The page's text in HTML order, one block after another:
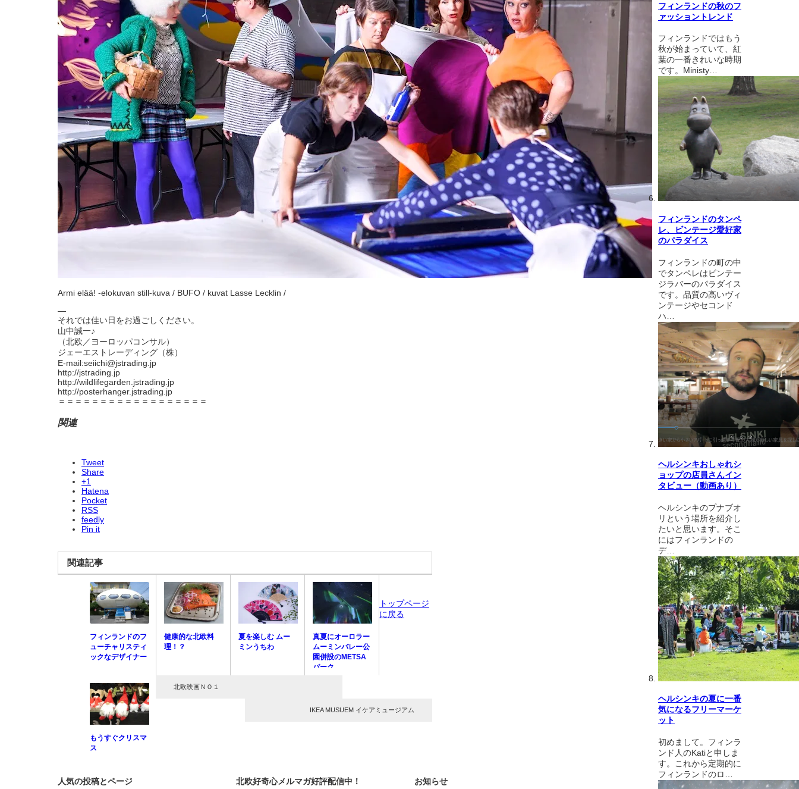
Armi elää! -elokuvan still-kuva / BUFO / kuvat Lasse Lecklin /
—
それでは佳い日をお過ごしください。
山中誠一♪
（北欧／ヨーロッパコンサル）
ジェーエストレーディング（株）
E-mail:seiichi@jstrading.jp
http://jstrading.jp
http://wildlifegarden.jstrading.jp
http://posterhanger.jstrading.jp
＝＝＝＝＝＝＝＝＝＝＝＝＝＝＝＝＝＝
関連
Tweet
Share
+1
Hatena
Pocket
RSS
feedly
Pin it
関連記事
フィンランドのフ
ューチャリスティ
ックなデザイナー
健康的な北欧料
理！？
夏を楽しむ ムー
ミンうちわ
真夏にオーロラー
ムーミンバレー公
園併設のMETSA
パーク
もうすぐクリスマ
ス
北欧映画ＮＯ１
IKEA MUSUEM イケアミュージアム
トップページ
に戻る
フィンランドの秋のフ
ァッショントレンド
フィンランドではもう
秋が始まっていて、紅
葉の一番きれいな時期
です。Ministy…
フィンランドのタンペ
レ、ビンテージ愛好家
のパラダイス
フィンランドの町の中
でタンペレはビンテー
ジラバーのパラダイス
です。品質の高いヴィ
ンテージやセコンド
ハ…
ヘルシンキおしゃれシ
ョップの店員さんイン
タビュー（動画あり）
ヘルシンキのプナブオ
リという場所を紹介し
たいと思います。そこ
にはフィンランドの
デ…
ヘルシンキの夏に一番
気になるフリーマーケ
ット
初めまして。フィンラ
ンド人のKatiと申しま
す。これから定期的に
フィンランドのロ…
人気の投稿とページ 北欧好奇心メルマガ好評配信中！ お知らせ